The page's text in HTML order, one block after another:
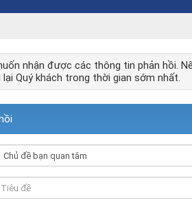
nhận được các thông tin phản hồi.
Quý khách trong thời gian sớm nhất.